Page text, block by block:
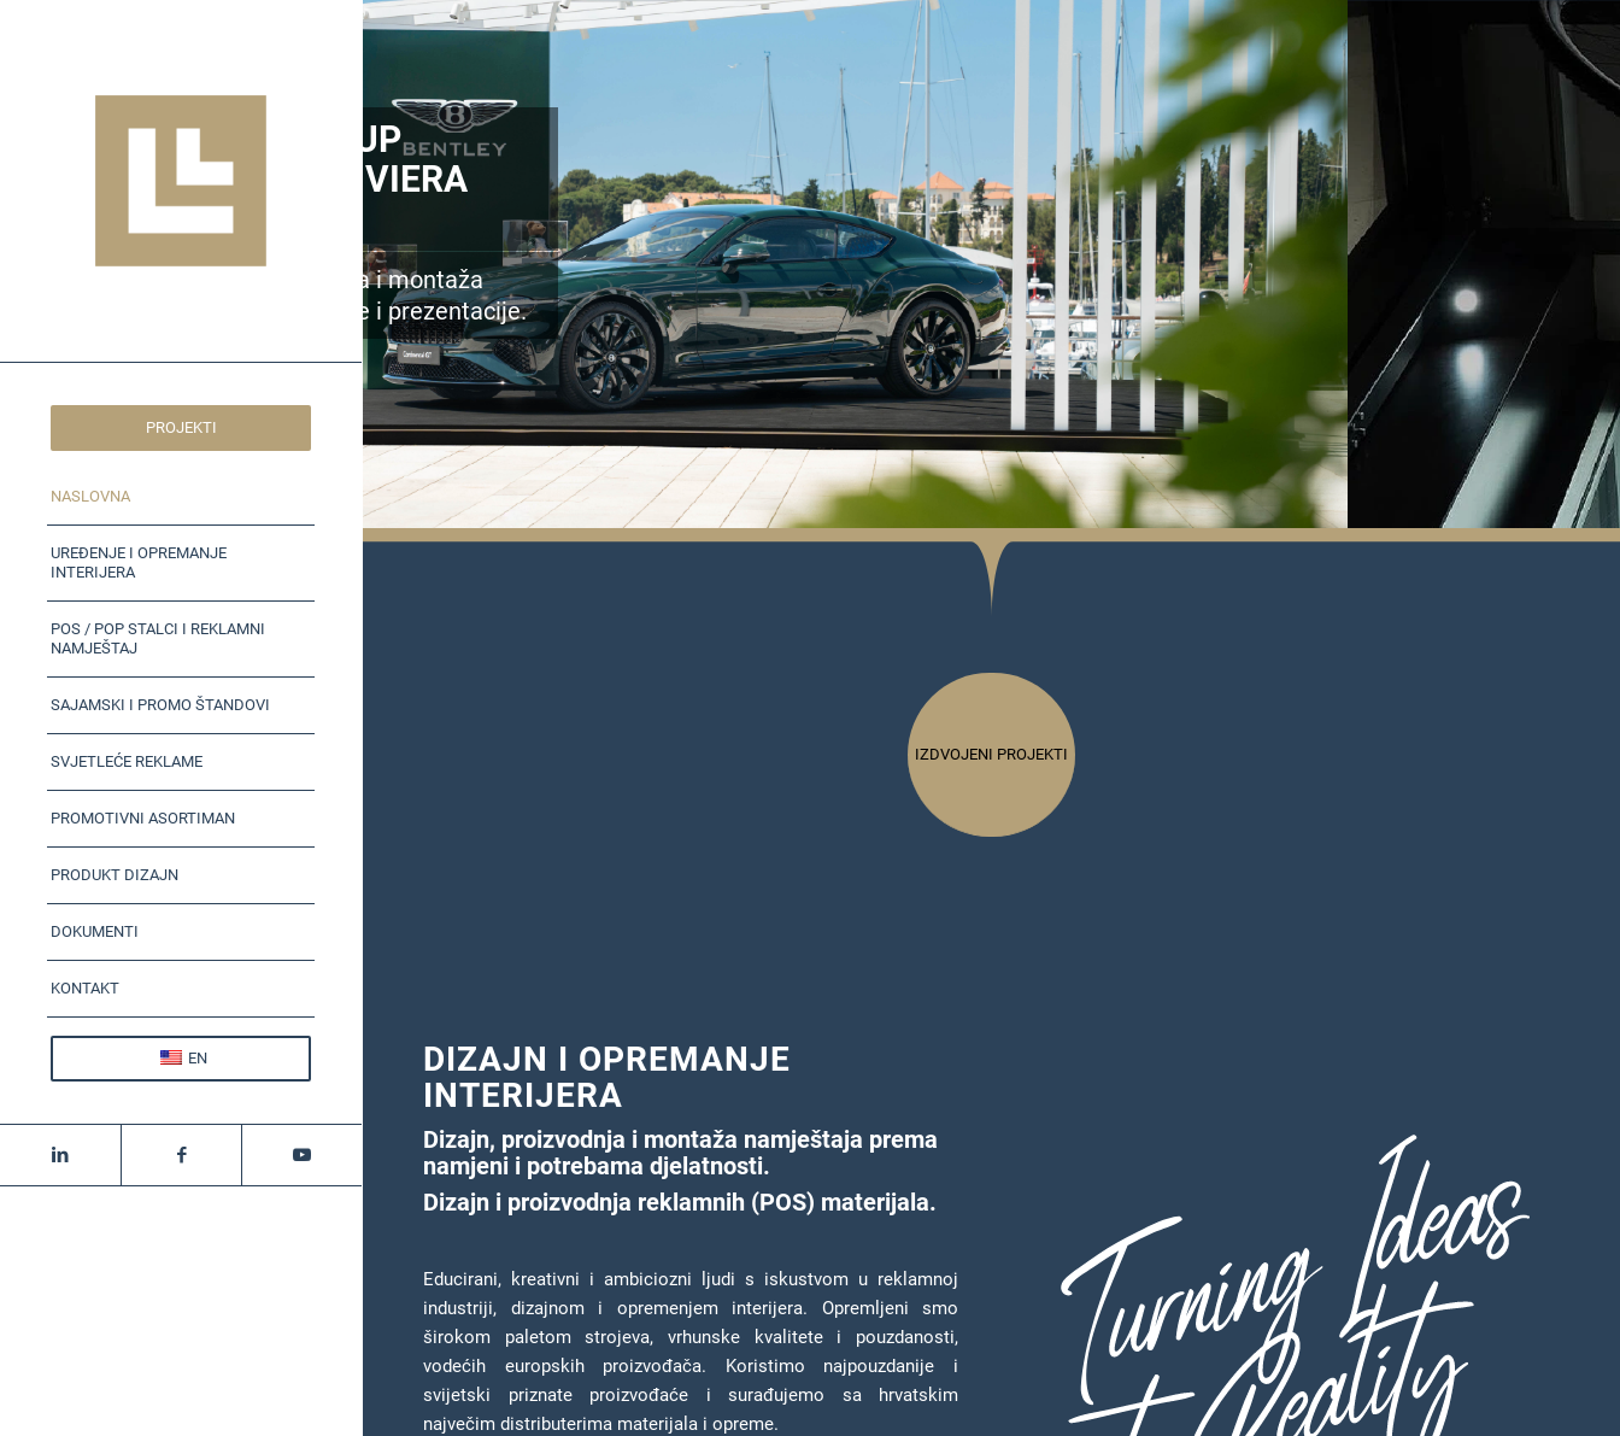
PROJEKTI
NASLOVNA
UREĐENJE I OPREMANJE
INTERIJERA
POS / POP STALCI I REKLAMNI
NAMJEŠTAJ
SAJAMSKI I PROMO ŠTANDOVI
SVJETLEĆE REKLAME
PROMOTIVNI ASORTIMAN
PRODUKT DIZAJN
DOKUMENTI
KONTAKT
EN
IZDVOJENI PROJEKTI
DIZAJN I OPREMANJE
INTERIJERA
Dizajn, proizvodnja i montaža namještaja prema
namjeni i potrebama djelatnosti.
Dizajn i proizvodnja reklamnih (POS) materijala.
Educirani, kreativni i ambiciozni ljudi s iskustvom u reklamnoj
industriji, dizajnom i opremenjem interijera. Opremljeni smo
širokom paletom strojeva, vrhunske kvalitete i pouzdanosti,
vodećih europskih proizvođača. Koristimo najpouzdanije i
svijetski priznate proizvođaće i surađujemo sa hrvatskim
največim distributerima materijala i opreme.